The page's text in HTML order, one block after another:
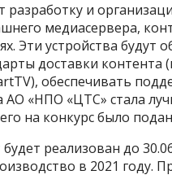
разработку и
медиасервера,
Эти устройства
доставки
обеспечивать
АО «НПО «ЦТС» стала
на конкурс было
реализован до
в 2021 году.